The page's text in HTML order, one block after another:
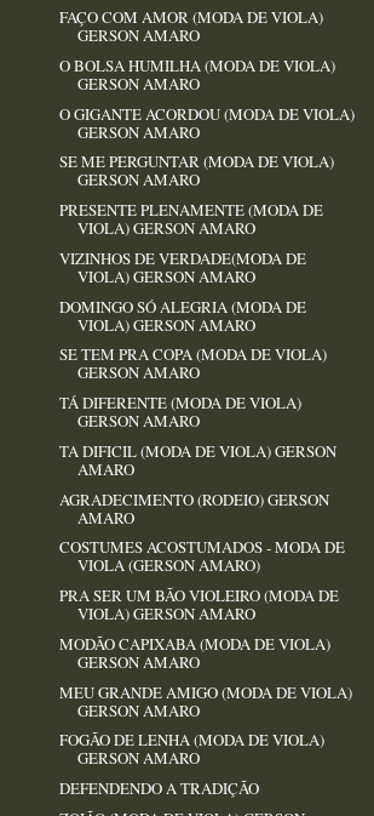
FAÇO COM AMOR (MODA DE VIOLA)
GERSON AMARO
O BOLSA HUMILHA (MODA DE VIOLA)
GERSON AMARO
O GIGANTE ACORDOU (MODA DE VIOLA)
GERSON AMARO
SE ME PERGUNTAR (MODA DE VIOLA)
GERSON AMARO
PRESENTE PLENAMENTE (MODA DE
VIOLA) GERSON AMARO
VIZINHOS DE VERDADE(MODA DE
VIOLA) GERSON AMARO
DOMINGO SÓ ALEGRIA (MODA DE
VIOLA) GERSON AMARO
SE TEM PRA COPA (MODA DE VIOLA)
GERSON AMARO
TÁ DIFERENTE (MODA DE VIOLA)
GERSON AMARO
TA DIFICIL (MODA DE VIOLA) GERSON
AMARO
AGRADECIMENTO (RODEIO) GERSON
AMARO
COSTUMES ACOSTUMADOS - MODA DE
VIOLA (GERSON AMARO)
PRA SER UM BÃO VIOLEIRO (MODA DE
VIOLA) GERSON AMARO
MODÃO CAPIXABA (MODA DE VIOLA)
GERSON AMARO
MEU GRANDE AMIGO (MODA DE VIOLA)
GERSON AMARO
FOGÃO DE LENHA (MODA DE VIOLA)
GERSON AMARO
DEFENDENDO A TRADIÇÃO